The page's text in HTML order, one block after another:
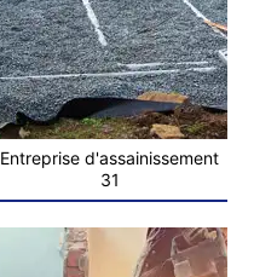
Entreprise d'assainissement
31